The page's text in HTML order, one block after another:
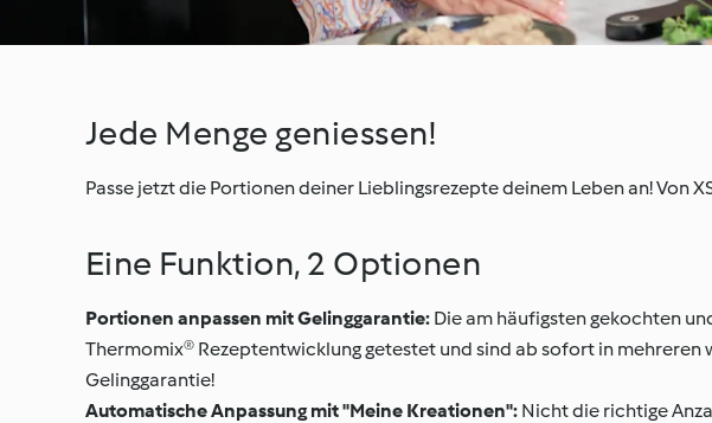
Jede Menge geniessen!
Passe jetzt die Portionen deiner Lieblingsrezepte deinem Leben an! Von
Eine Funktion, 2 Optionen
Portionen anpassen mit Gelinggarantie: Die am häufigsten gekochten
Thermomix® Rezeptentwicklung getestet und sind ab sofort in
Gelinggarantie!
Automatische Anpassung mit "Meine Kreationen": Nicht die richtige